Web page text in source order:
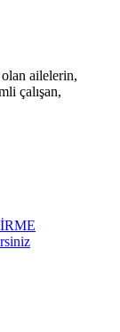
ailelerin,
çalışan,